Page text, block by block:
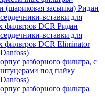
(шариковая засыпка) Ридан
вставки для
фильтров DCR Ридан
вставки для
фильтров DCR Eliminator
разборного фильтра, с
под пайку
разборного фильтра